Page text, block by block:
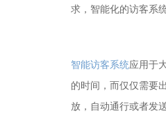
求，智能化的访客系
智能访客系统应用于
的时间，而仅仅需要
放，自动通行或者发